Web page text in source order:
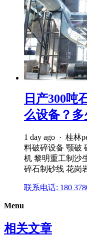
日产300吨
么设备？多
1 day ago · 桂林
料破碎设备 颚破
机 黎明重工制沙
碎石制砂线 花岗
联系电话: 180
Menu
相关文章